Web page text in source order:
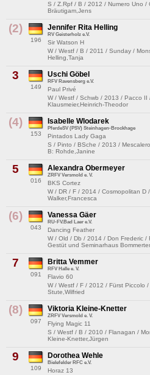
S / Z.Rpf / B / 2012 / Numero Uno /
Bräutigam,Jens
(2)
196
Jennifer Rita Helling
RV Geisterholz e.V.
Sir Watson H
W / Westf / B / 2011 / Sunday /
Helling,Tanja
3
149
Uschi Göbel
RFV Ravensberg e.V.
Paul Privé
W / Westf / Schwb / 2013 / Pacco II
Klausmeier,Heinrich-Theodor
(4)
153
Isabelle Wlodarek
PferdeSV (PSV) Steinhagen-Brockhage
Pintados Lady Gaga
S / Pinto / BSche / 2013 /
B: Rohde,Janine
5
016
Alexandra Obermeyer
ZRFV Versmold e. V.
BKS Cortez
W / DR / F / 2014 / Cosmopolitan D
Walker,Francesca
(6)
043
Vanessa Gäer
RU-FV.Bad Laer e.V.
Dancing Feather
W / Old / Db / 2014 / Don Frederic /
Gestüt und Seminarhaus
7
091
Britta Vemmer
RFV Halle e. V.
Flavio 60
W / Westf / F / 2012 / Fürst Piccolo
Stute,Wilfried
(8)
097
Viktoria Kleine-Knetter
ZRFV Versmold e. V.
Flying Magic 11
S / Westf / B / 2010 / Flanagan /
Kleine-Knetter,Jürgen
9
109
Dorothea Wehle
Bielefelder RFC e.V.
Horaz 13